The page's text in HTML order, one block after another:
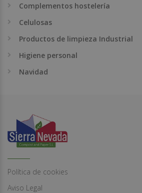
Complementos hostelería
Celulosas
Productos de limpieza Industrial
Higiene personal
Navidad
Política de cookies
Aviso Legal